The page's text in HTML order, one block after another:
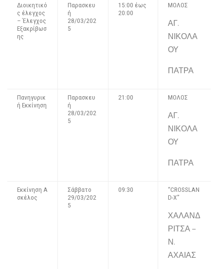
Διοικητικό
ς έλεγχος
– Έλεγχος
Εξακρίβωσ
ης
Παρασκευ
ή
28/03/202
5
15:00 έως
20:00
ΜΟΛΟΣ
ΑΓ.
ΝΙΚΟΛΑ
ΟΥ
ΠΑΤΡΑ
Πανηγυρικ
ή Εκκίνηση
Παρασκευ
ή
28/03/202
5
21:00 ΜΟΛΟΣ
ΑΓ.
ΝΙΚΟΛΑ
ΟΥ
ΠΑΤΡΑ
Εκκίνηση Α
σκέλος
Σάββατο
29/03/202
5
09:30
“CROSSLAN
D-X”
ΧΑΛΑΝΔ
ΡΙΤΣΑ –
Ν.
ΑΧΑΙΑΣ